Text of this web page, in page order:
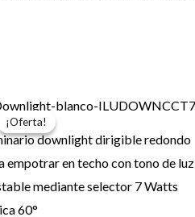
¡Oferta!
¡Oferta!
downlight dirigible redondo
empotrar en techo con tono de luz
mediante selector 7 Watts
60°
El
precio
original
era:
$134.77.
El
precio
es:
$107.82.